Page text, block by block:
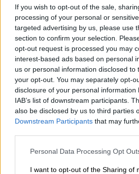
If you wish to opt-out of the sale,
processing of your personal or
targeted advertising by us, please use
section to confirm your selection.
opt-out request is processed you may
interest-based ads based on personal
us or personal information disclosed to
your opt-out. You may separately opt-
disclosure of your personal information
IAB’s list of downstream participants.
also be disclosed by us to third parties
Downstream Participants that may
Please note that this website/app uses
not limited to your visit or usage
Personal Data Processing Opt
I want to opt-out of the Sharing of
στιγμή που γεννιώμαστε
πεθάνουμε, όμορφος,
ζωντανός. Ο Μεγάλος
γραφικά τοπικά ρούχα.
συνθέτουν δύσκολους
ανάλαφρων χρωμάτων και
ονείρων. Δεν περιέχει
τα σβύνουν οι βροχές. Δεν
Από άσματος άρχεσθαι
και επί των μελισμάτων
συγκλίνατε τας κεφαλάς